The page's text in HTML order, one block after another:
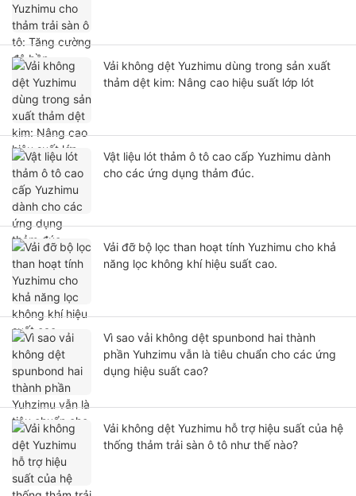
Vải không dệt Yuzhimu dùng trong sản xuất
thảm dệt kim: Nâng cao hiệu suất lớp lót
Vật liệu lót thảm ô tô cao cấp Yuzhimu dành
cho các ứng dụng thảm đúc.
Vải đỡ bộ lọc than hoạt tính Yuzhimu cho khả
năng lọc không khí hiệu suất cao.
Vì sao vải không dệt spunbond hai thành
phần Yuhzimu vẫn là tiêu chuẩn cho các ứng
dụng hiệu suất cao?
Vải không dệt Yuzhimu hỗ trợ hiệu suất của hệ
thống thảm trải sàn ô tô như thế nào?